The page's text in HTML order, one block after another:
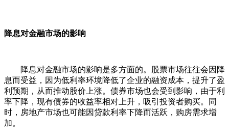
降息对金融市场的影响
降息对金融市场的影响是多方面的。股票市场往往会因降
息而受益，因为低利率环境降低了企业的融资成本，提升了盈
利预期，从而推动股价上涨。债券市场也会受到影响，由于利
率下降，现有债券的收益率相对上升，吸引投资者购买。同
时，房地产市场也可能因贷款利率下降而活跃，购房需求增
加。